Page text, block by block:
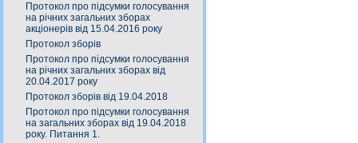
Протокол про підсумки голосування
на річних загальних зборах
акціонерів від 15.04.2016 року
Протокол зборів
Протокол про підсумки голосування
на річних загальних зборах від
20.04.2017 року
Протокол зборів від 19.04.2018
Протокол про підсумки голосування
на загальних зборах від 19.04.2018
року. Питання 1.